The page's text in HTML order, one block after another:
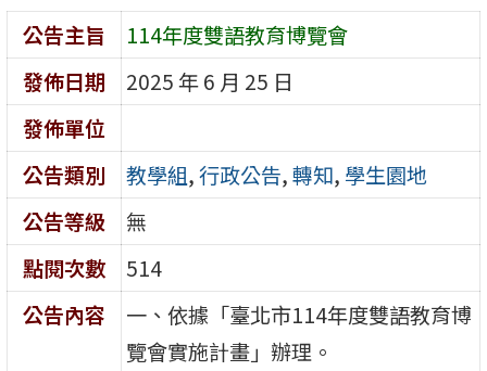
公告主旨
114年度雙語教育博覽會
發佈日期
2025 年 6 月 25 日
發佈單位
公告類別
教學組,行政公告,轉知, 學生園地
公告等級
無
點閱次數
514
公告內容
一、依據「臺北市114年度雙語教育博
覽會實施計畫」辦理。